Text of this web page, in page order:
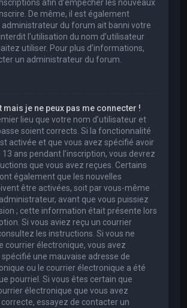
afin d’empêcher les nouveaux
De même, il est également
administrateur du forum ait banni votre
l’utilisation du nom d’utilisateur
utiliser. Pour plus d’informations,
un administrateur du forum.
je ne peux pas me connecter !
lieu que votre nom d’utilisateur et
soient corrects. Si la fonctionnalité
activée et que vous avez spécifié avoir
ans pendant l’inscription, vous devrez
que vous avez reçues. Certains
également que les nouvelles
être activées, soit par vous-même
avant que vous puissiez
; cette information était présente lors
Si vous aviez reçu un courrier
les instructions. Si vous ne
courrier électronique, vous avez
une mauvaise adresse de
ou le courrier électronique a été
pourriel. Si vous êtes certain que
électronique que vous avez
essayez de contacter un